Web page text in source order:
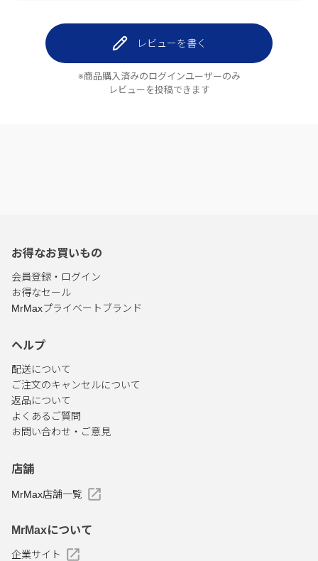
レビューを書く
※商品購入済みのログインユーザーのみ
レビューを投稿できます
お得なお買いもの
会員登録・ログイン
お得なセール
MrMaxプライベートブランド
ヘルプ
配送について
ご注文のキャンセルについて
返品について
よくあるご質問
お問い合わせ・ご意見
店舗
MrMax店舗一覧
MrMaxについて
企業サイト